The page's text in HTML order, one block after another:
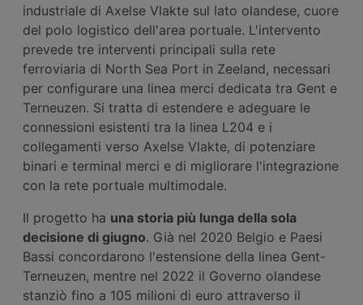
industriale di Axelse Vlakte sul lato olandese, cuore
del polo logistico dell'area portuale. L'intervento
prevede tre interventi principali sulla rete
ferroviaria di North Sea Port in Zeeland, necessari
per configurare una linea merci dedicata tra Gent e
Terneuzen. Si tratta di estendere e adeguare le
connessioni esistenti tra la linea L204 e i
collegamenti verso Axelse Vlakte, di potenziare
binari e terminal merci e di migliorare l'integrazione
con la rete portuale multimodale.
Il progetto ha una storia più lunga della sola
decisione di giugno. Già nel 2020 Belgio e Paesi
Bassi concordarono l'estensione della linea Gent-
Terneuzen, mentre nel 2022 il Governo olandese
stanziò fino a 105 milioni di euro attraverso il